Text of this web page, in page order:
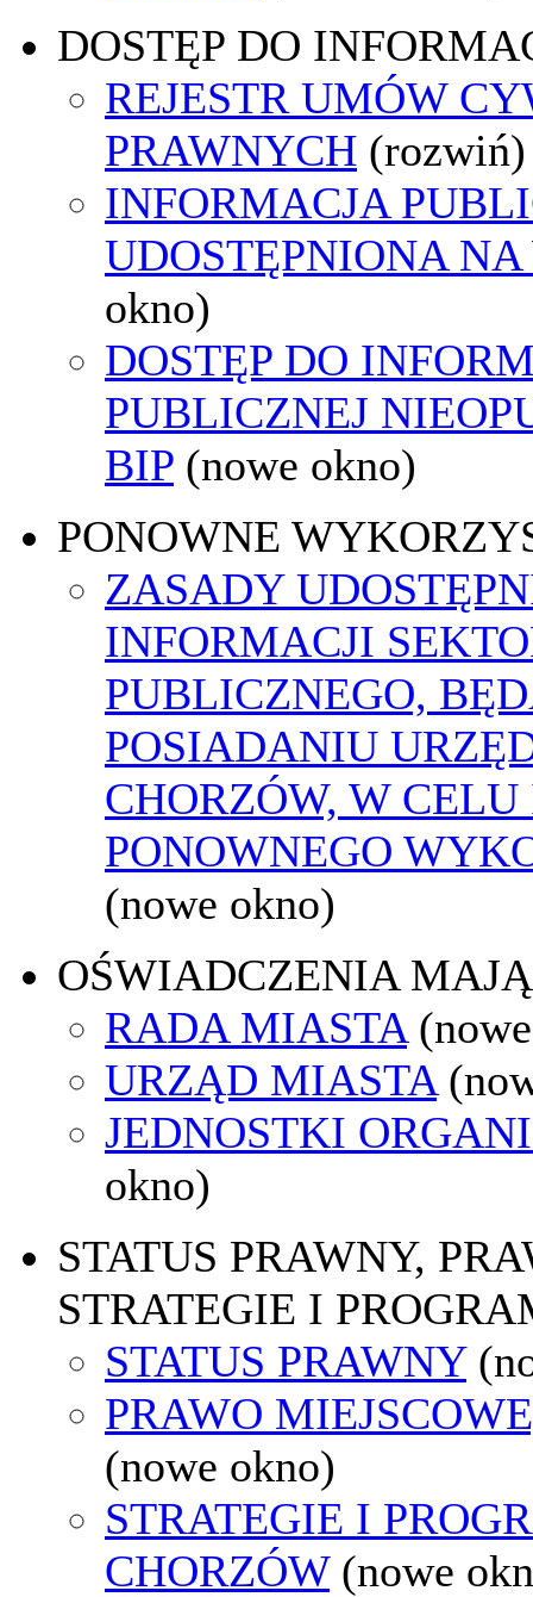
DOSTĘP DO
REJESTR UMÓW
PRAWNYCH (rozwiń)
INFORMACJA
UDOSTĘPNIONA
okno)
DOSTĘP DO
PUBLICZNEJ
BIP (nowe okno)
PONOWNE
ZASADY
INFORMACJI
PUBLICZNEGO,
POSIADANIU
CHORZÓW, W
PONOWNEGO
(nowe okno)
OŚWIADCZENIA
RADA MIASTA
URZĄD MIASTA
JEDNOSTKI
okno)
STATUS PRAWNY,
STRATEGIE I
STATUS PRAWNY
PRAWO
(nowe okno)
STRATEGIE I
CHORZÓW (nowe